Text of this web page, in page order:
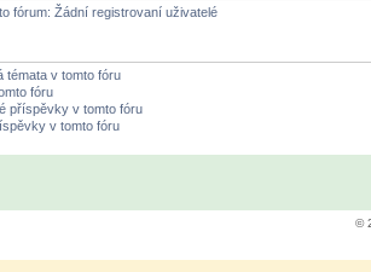
fórum: Žádní registrovaní uživatelé
témata v tomto fóru
fóru
příspěvky v tomto fóru
v tomto fóru
©